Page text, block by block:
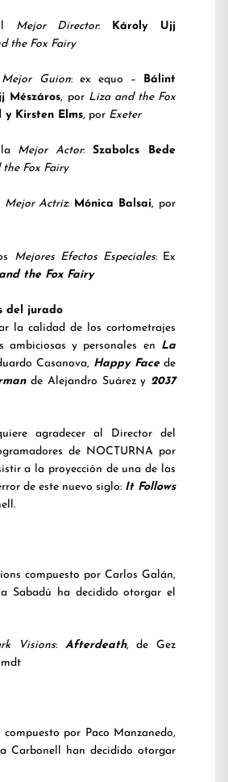
Mejor Director: Károly Ujj
the Fox Fairy
Mejor Guion: ex equo – Bálint
Mészáros, por Liza and the Fox
y Kirsten Elms, por Exeter
Mejor Actor:Szabolcs Bede
Fox Fairy
Mejor Actriz: Mónica Balsai, por
Mejores Efectos Especiales: Ex
the Fox Fairy
del jurado
la calidad de los cortometrajes
ambiciosas y personales en La
Casanova, Happy Facede
de Alejandro Suárez y 2037
agradecer al Director del
de NOCTURNA por
a la proyección de una de las
de este nuevo siglo: It Follows
compuesto por Carlos Galán,
Sabadú ha decidido otorgar el
Visions: Afterdeath, de Gez
por Paco Manzanedo,
Carbonell han decidido otorgar